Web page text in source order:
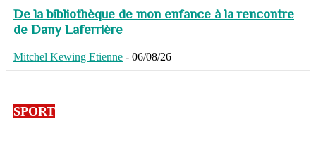
De la bibliothèque de mon enfance à la rencontre
de Dany Laferrière
Mitchel Kewing Etienne - 06/08/26
SPORT